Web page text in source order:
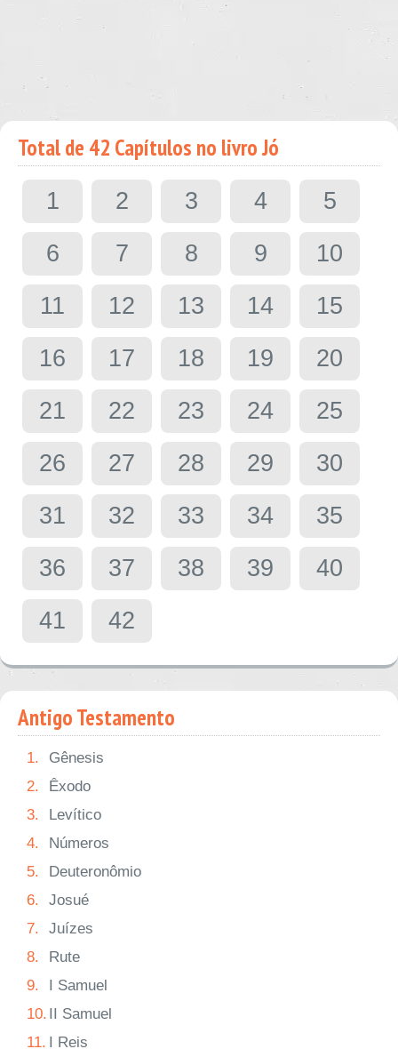
Total de 42 Capítulos no livro Jó
1 2 3 4
5
6
7 8 9
10
11
12 13 14
15
16
17 18 19
20
21
22 23 24
25
26
27 28 29
30
31
32 33 34
35
36
37 38 39
40
41
42
Antigo Testamento
1.
Gênesis
2.
Êxodo
3.
Levítico
4.
Números
5.
Deuteronômio
6.
Josué
7.
Juízes
8.
Rute
9.
I Samuel
10. II Samuel
11. I Reis